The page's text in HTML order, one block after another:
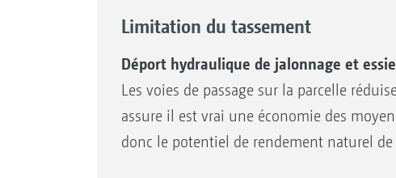
Limitation du tassement
Déport hydraulique de jalonnage et
Les voies de passage sur la parcelle
assure il est vrai une économie des
donc le potentiel de rendement naturel de